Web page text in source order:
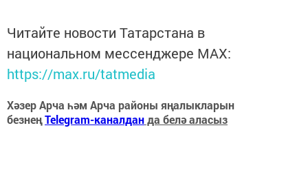
Читайте новости Татарстана в
национальном мессенджере MАХ:
https://max.ru/tatmedia
Хәзер Арча һәм Арча районы яңалыкларын
безнеңTelegram-каналданда белә аласыз